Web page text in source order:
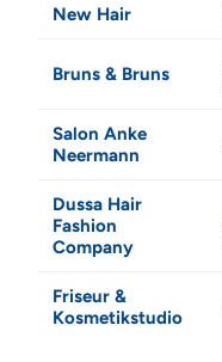
New Hair
Bruns & Bruns
Salon Anke
Neermann
Dussa Hair
Fashion
Company
Friseur &
Kosmetikstudio